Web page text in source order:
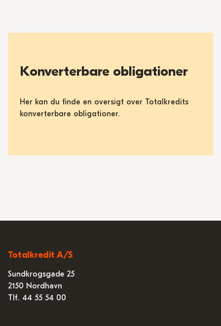
Konverterbare obligationer
Her kan du finde en oversigt over Totalkredits
konverterbare obligationer.
Totalkredit A/S
Sundkrogsgade 25
2150 Nordhavn
Tlf. 44 55 54 00